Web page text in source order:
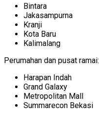
Bintara
Jakasampurna
Kranji
Kota Baru
Kalimalang
Perumahan dan pusat ramai:
Harapan Indah
Grand Galaxy
Metropolitan Mall
Summarecon Bekasi